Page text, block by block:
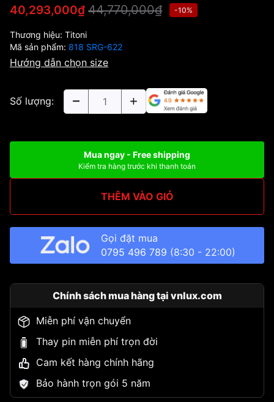
40,293,000₫ 44,770,000₫ -10%
Thương hiệu: Titoni
Mã sản phẩm: 818 SRG-622
Hướng dẫn chọn size
Số lượng:
Mua ngay - Free shipping
Kiểm tra hàng trước khi thanh toán
THÊM VÀO GIỎ
Gọi đặt mua
0795 496 789 (8:30 - 22:00)
Chính sách mua hàng tại vnlux.com
Miễn phí vận chuyển
Thay pin miễn phí trọn đời
Cam kết hàng chính hãng
Bảo hành trọn gói 5 năm